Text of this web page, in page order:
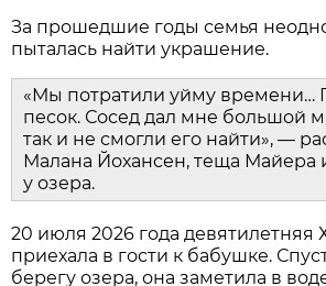
За прошедшие годы семья
пыталась найти украшение.
«Мы потратили уйму времени…
песок. Сосед дал мне большой
так и не смогли его найти», —
Малана Йохансен, теща Майера
у озера.
20 июля 2026 года девятилетняя
приехала в гости к бабушке.
берегу озера, она заметила в